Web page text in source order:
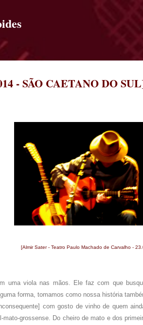
- SÃO CAETANO DO
[Almir Sater - Teatro Paulo Machado de Carvalho -
uma viola nas mãos. Ele faz com que
forma, tomamos como nossa história
com gosto de vinho de quem
grossense. Do cheiro de mato e dos